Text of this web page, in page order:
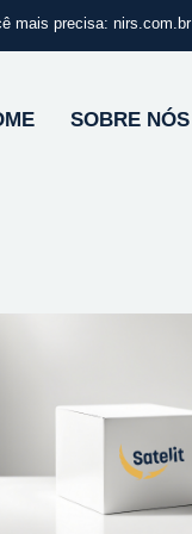
mais precisa: nirs.com.br
SOBRE NÓS